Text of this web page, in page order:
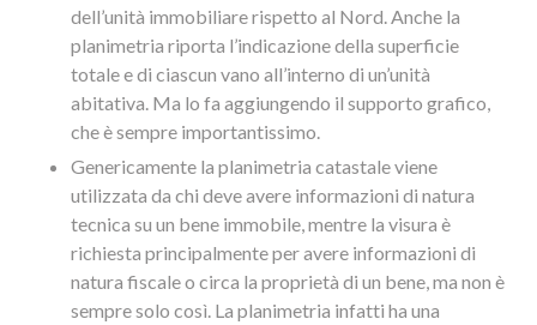
dell’unità immobiliare rispetto al Nord. Anche la
planimetria riporta l’indicazione della superficie
totale e di ciascun vano all’interno di un’unità
abitativa. Ma lo fa aggiungendo il supporto grafico,
che è sempre importantissimo.
Genericamente la planimetria catastale viene
utilizzata da chi deve avere informazioni di natura
tecnica su un bene immobile, mentre la visura è
richiesta principalmente per avere informazioni di
natura fiscale o circa la proprietà di un bene, ma non è
sempre solo così. La planimetria infatti ha una